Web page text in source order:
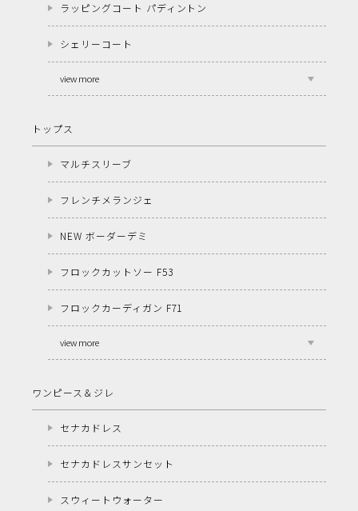
ラッピングコート パディントン
シェリーコート
view more
トップス
マルチスリーブ
フレンチメランジェ
NEW ボーダーデミ
フロックカットソー F53
フロックカーディガン F71
view more
ワンピース＆ジレ
セナカドレス
セナカドレスサンセット
スウィートウォーター